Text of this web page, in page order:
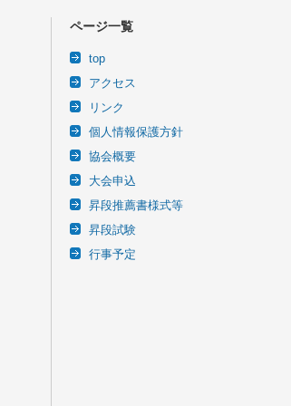
ページ一覧
top
アクセス
リンク
個人情報保護方針
協会概要
大会申込
昇段推薦書様式等
昇段試験
行事予定